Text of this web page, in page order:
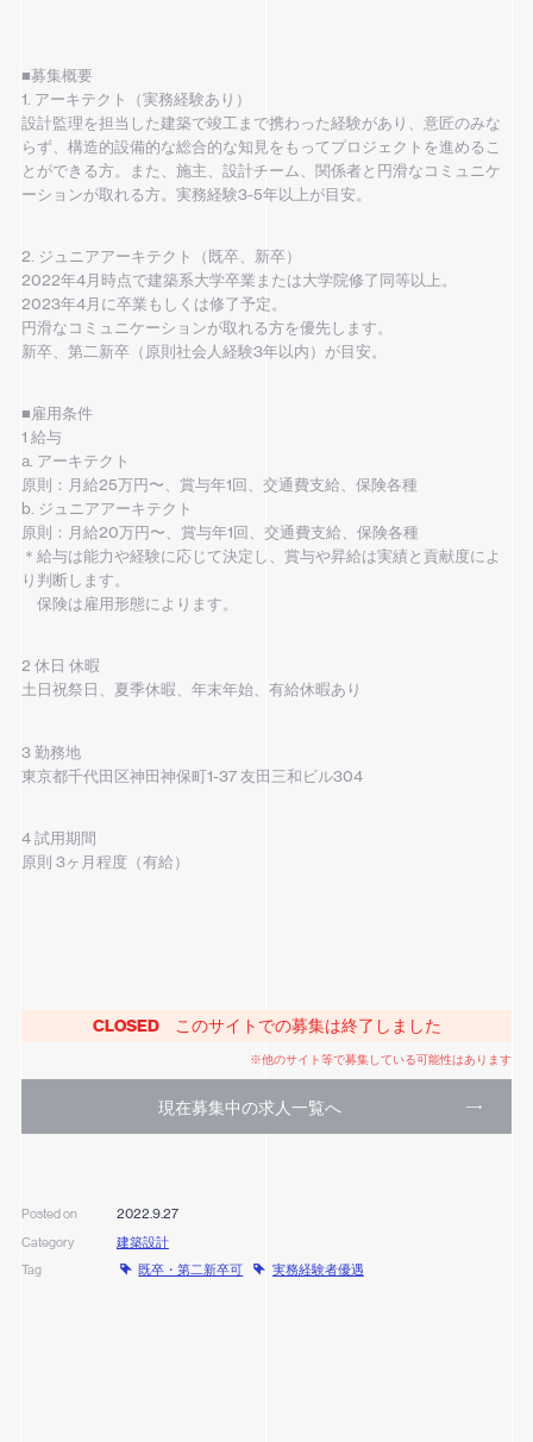
■募集概要
1. アーキテクト（実務経験あり）
設計監理を担当した建築で竣工まで携わった経験があり、意匠のみな
らず、構造的設備的な総合的な知見をもってプロジェクトを進めるこ
とができる方。また、施主、設計チーム、関係者と円滑なコミュニケ
ーションが取れる方。実務経験3-5年以上が目安。
2. ジュニアアーキテクト（既卒、新卒）
2022年4月時点で建築系大学卒業または大学院修了同等以上。
2023年4月に卒業もしくは修了予定。
円滑なコミュニケーションが取れる方を優先します。
新卒、第二新卒（原則社会人経験3年以内）が目安。
■雇用条件
1 給与
a. アーキテクト
原則：月給25万円〜、賞与年1回、交通費支給、保険各種
b. ジュニアアーキテクト
原則：月給20万円〜、賞与年1回、交通費支給、保険各種
＊給与は能力や経験に応じて決定し、賞与や昇給は実績と貢献度によ
り判断します。
保険は雇用形態によります。
2 休日 休暇
土日祝祭日、夏季休暇、年末年始、有給休暇あり
3 勤務地
東京都千代田区神田神保町1-37 友田三和ビル304
4 試用期間
原則 3ヶ月程度（有給）
CLOSED このサイトでの募集は終了しました
※他のサイト等で募集している可能性はあります
現在募集中の求人一覧へ
Posted on 2022.9.27
Category 建築設計
Tag 既卒・第二新卒可 実務経験者優遇